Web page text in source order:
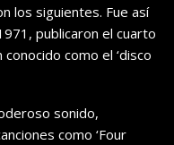
los siguientes. Fue así
publicaron el cuarto
como el ‘disco
sonido,
como ‘Four